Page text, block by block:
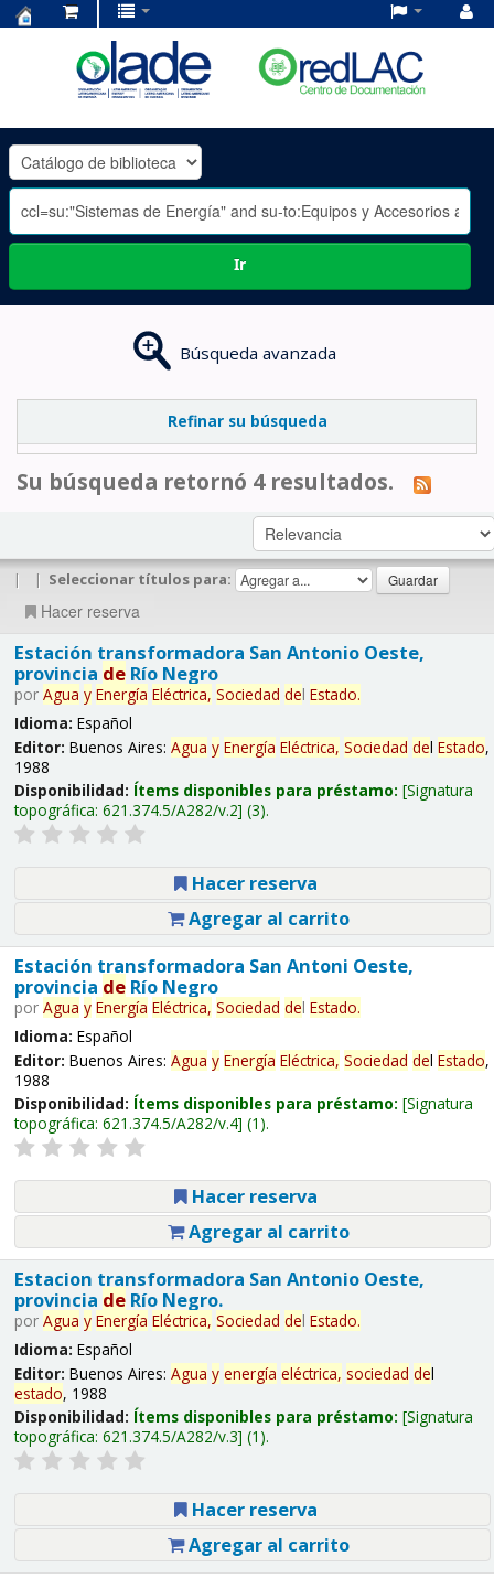
OLADE
-
Ir
Búsqueda avanzada
Refinar su búsqueda
Su búsqueda retornó 4 resultados.
| | Seleccionar títulos para:
Hacer reserva
Estación transformadora San Antonio Oeste,
provincia deRío Negro
por Agua y Energía Eléctrica, Sociedad del Estado.
Idioma: Español
Editor: Buenos Aires: Agua y Energía Eléctrica, Sociedad del Estado,
1988
Disponibilidad: Ítems disponibles para préstamo: Signatura
topográfica: 621.374.5/A282/v.2 (3).
Hacer reserva
Agregar al carrito
Estación transformadora San Antoni Oeste,
provincia deRío Negro
por Agua y Energía Eléctrica, Sociedad del Estado.
Idioma: Español
Editor: Buenos Aires: Agua y Energía Eléctrica, Sociedad del Estado,
1988
Disponibilidad: Ítems disponibles para préstamo: Signatura
topográfica: 621.374.5/A282/v.4 (1).
Hacer reserva
Agregar al carrito
Estacion transformadora San Antonio Oeste,
provincia deRío Negro.
por Agua y Energía Eléctrica, Sociedad del Estado.
Idioma: Español
Editor: Buenos Aires: Agua y energía eléctrica, sociedad del
estado, 1988
Disponibilidad: Ítems disponibles para préstamo: Signatura
topográfica: 621.374.5/A282/v.3 (1).
Hacer reserva
Agregar al carrito